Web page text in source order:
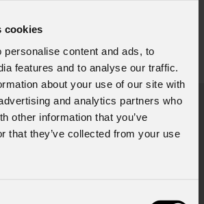
cookies
personalise content and ads, to
features and to analyse our traffic.
about your use of our site with
and analytics partners who
other information that you’ve
that they’ve collected from your use